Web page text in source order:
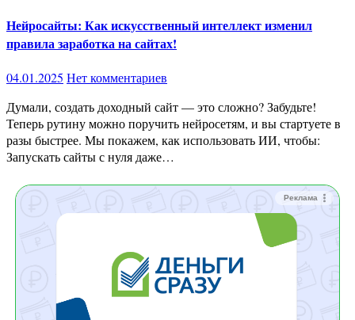
Нейросайты: Как искусственный интеллект изменил
правила заработка на сайтах!
04.01.2025 Нет комментариев
Думали, создать доходный сайт — это сложно? Забудьте!
Теперь рутину можно поручить нейросетям, и вы стартуете в
разы быстрее. Мы покажем, как использовать ИИ, чтобы:
Запускать сайты с нуля даже…
Реклама